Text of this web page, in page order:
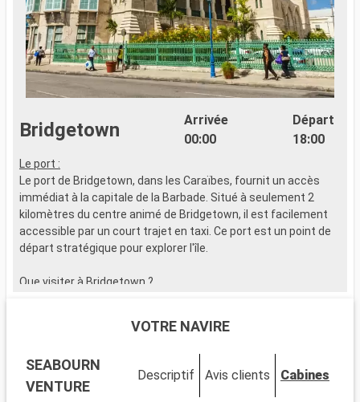
Bridgetown
Arrivée
00:00
Départ
18:00
Le port :
Le port de Bridgetown, dans les Caraïbes, fournit un accès
immédiat à la capitale de la Barbade. Situé à seulement 2
kilomètres du centre animé de Bridgetown, il est facilement
accessible par un court trajet en taxi. Ce port est un point de
départ stratégique pour explorer l'île.
Que visiter à Bridgetown ?
site du patrimoine mondial de l'UNESCO, qui reflète l'histoire
l'architecture coloniale britannique, en particulier aux
Parliament Buildings. Le marché de Cheapside offre une
VOTRE NAVIRE
SEABOURN
VENTURE
Descriptif Avis clients Cabines